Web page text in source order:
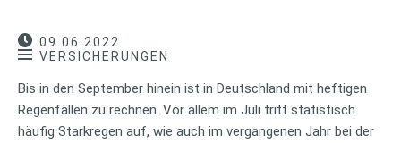
09.06.2022
VERSICHERUNGEN
Bis in den September hinein ist in Deutschland mit heftigen
Regenfällen zu rechnen. Vor allem im Juli tritt statistisch
häufig Starkregen auf, wie auch im vergangenen Jahr bei der